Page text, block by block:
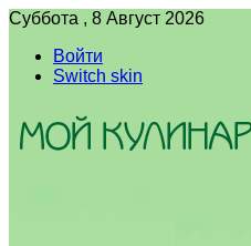
Суббота , 8 Август 2026
Войти
Switch skin